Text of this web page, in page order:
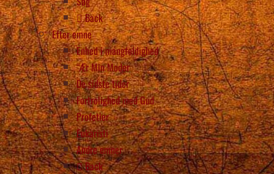
Back
Efter emne
Enhed i mangfoldighed
“Ær Min Moder
De sidste tider
Fortrolighed med Gud
Profetier
Eukaristi
Andre emner
Back